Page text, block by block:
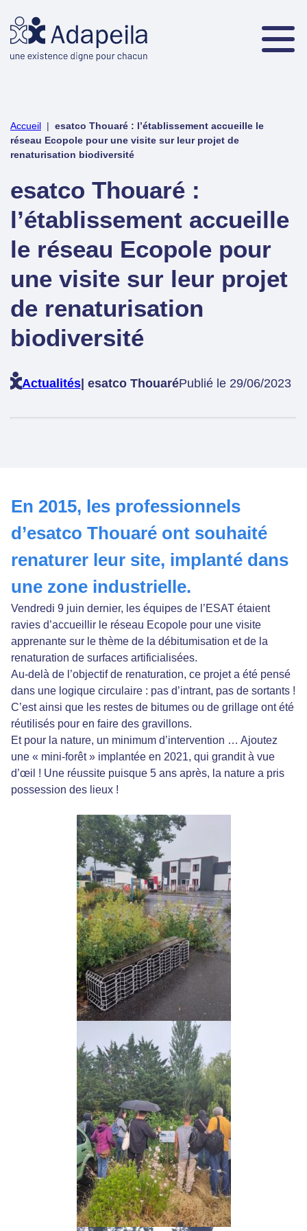
Accueil | esatco Thouaré : l’établissement accueille le
réseau Ecopole pour une visite sur leur projet de
renaturisation biodiversité
esatco Thouaré :
l’établissement accueille
le réseau Ecopole pour
une visite sur leur projet
de renaturisation
biodiversité
Actualités| esatco ThouaréPublié le 29/06/2023
En 2015, les professionnels
d’esatco Thouaré ont souhaité
renaturer leur site, implanté dans
une zone industrielle.
Vendredi 9 juin dernier, les équipes de l’ESAT étaient
ravies d’accueillir le réseau Ecopole pour une visite
apprenante sur le thème de la débitumisation et de la
renaturation de surfaces artificialisées.
Au-delà de l’objectif de renaturation, ce projet a été pensé
dans une logique circulaire : pas d’intrant, pas de sortants !
C’est ainsi que les restes de bitumes ou de grillage ont été
réutilisés pour en faire des gravillons.
Et pour la nature, un minimum d’intervention … Ajoutez
une « mini-forêt » implantée en 2021, qui grandit à vue
d’œil ! Une réussite puisque 5 ans après, la nature a pris
possession des lieux !